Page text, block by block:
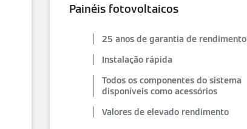
Painéis fotovoltaicos
25 anos de garantia de rendimento
Instalação rápida
Todos os componentes do sistema
disponíveis como acessórios
Valores de elevado rendimento